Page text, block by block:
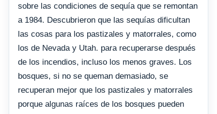
sobre las condiciones de sequía que se remontan
a 1984. Descubrieron que las sequías dificultan
las cosas para los pastizales y matorrales, como
los de Nevada y Utah. para recuperarse después
de los incendios, incluso los menos graves. Los
bosques, si no se queman demasiado, se
recuperan mejor que los pastizales y matorrales
porque algunas raíces de los bosques pueden